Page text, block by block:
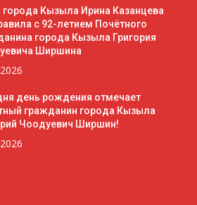
города Кызыла Ирина Казанцева
с 92-летием Почётного
города Кызыла Григория
Ширшина
день рождения отмечает
гражданин города Кызыла
Чоодуевич Ширшин!